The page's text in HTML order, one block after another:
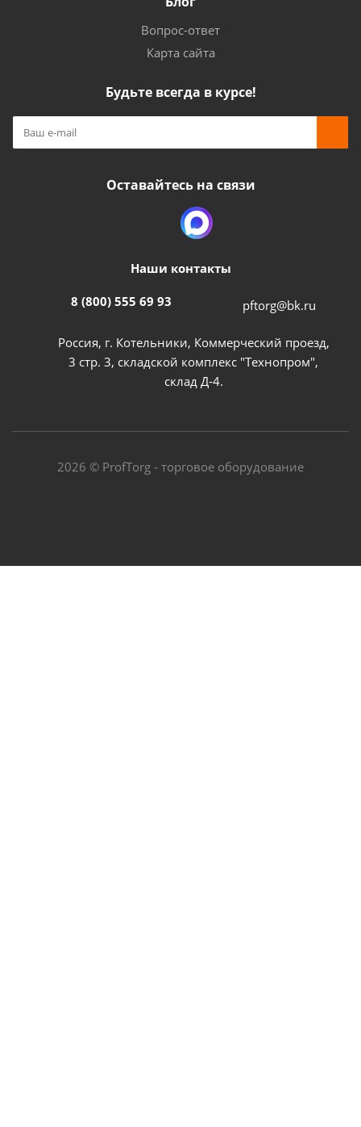
Вопрос-ответ
Карта сайта
Будьте всегда в курсе!
Оставайтесь на связи
Наши контакты
8 (800) 555 69 93 pftorg@bk.ru
Россия, г. Котельники, Коммерческий проезд,
3 стр. 3, складской комплекс "Технопром",
склад Д-4.
2026 © ProfTorg - торговое оборудование